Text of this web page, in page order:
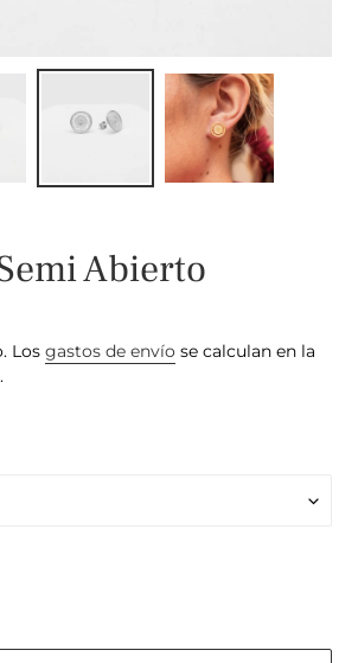
Abierto
Los gastos de envío se calculan en la